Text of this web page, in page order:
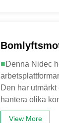
■Denna Nidec
Den har
hantera olika
View More